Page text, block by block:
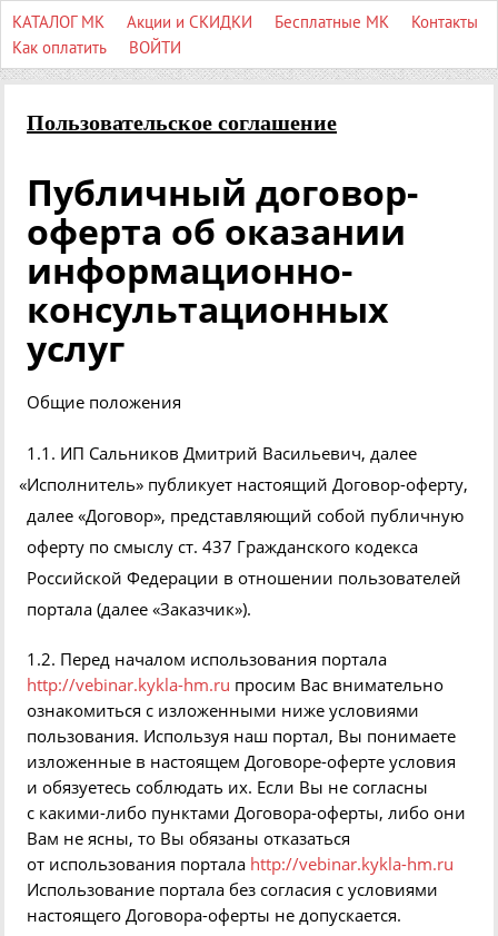
КАТАЛОГ МК Акции и СКИДКИ Бесплатные МК
Контакты
Как оплатить
ВОЙТИ
Пользовательское соглашение
Публичный договор-
оферта об оказании
информационно-
консультационных
услуг
Общие положения
1.1. ИП Сальников Дмитрий Васильевич, далее
«Исполнитель» публикует настоящий Договор-оферту,
далее «Договор», представляющий собой публичную
оферту по смыслу ст. 437 Гражданского кодекса
Российской Федерации в отношении пользователей
портала (далее «Заказчик»).
1.2. Перед началом использования портала
http://vebinar.kykla-hm.ru просим Вас внимательно
ознакомиться с изложенными ниже условиями
пользования. Используя наш портал, Вы понимаете
изложенные в настоящем Договоре-оферте условия
и обязуетесь соблюдать их. Если Вы не согласны
с какими-либо пунктами Договора-оферты, либо они
Вам не ясны, то Вы обязаны отказаться
от использования портала http://vebinar.kykla-hm.ru
Использование портала без согласия с условиями
настоящего Договора-оферты не допускается.